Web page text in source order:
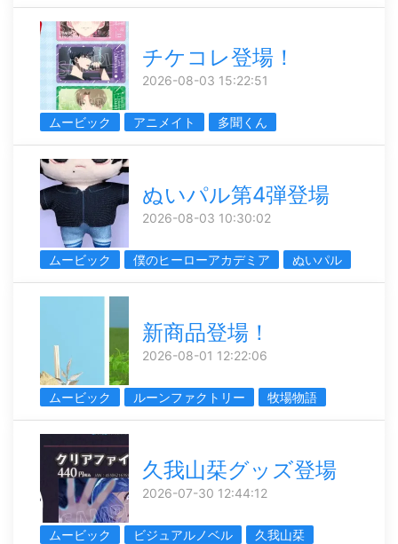
チケコレ登場！
2026-08-03 15:22:51
ムービック アニメイト 多聞くん
ぬいパル第4弾登場
2026-08-03 10:30:02
ムービック 僕のヒーローアカデミア ぬいパル
新商品登場！
2026-08-01 12:22:06
ムービック ルーンファクトリー 牧場物語
久我山栞グッズ登場
2026-07-30 12:44:12
ムービック ビジュアルノベル 久我山栞